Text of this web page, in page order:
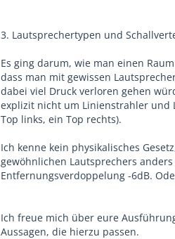
3. Lautsprechertypen und
Es ging darum, wie man einen
dass man mit gewissen
dabei viel Druck verloren gehen
explizit nicht um Linienstrahler und
Top links, ein Top rechts).
Ich kenne kein physikalisches
gewöhnlichen Lautsprechers
Entfernungsverdoppelung -6dB.
Ich freue mich über eure
Aussagen, die hierzu passen.